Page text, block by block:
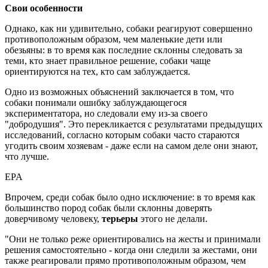
Свои особенности
Однако, как ни удивительно, собаки реагируют совершенно
противоположным образом, чем маленькие дети или
обезьяны: в то время как последние склонны следовать за
теми, кто знает правильное решение, собаки чаще
ориентируются на тех, кто сам заблуждается.
Одно из возможных объяснений заключается в том, что
собаки понимали ошибку заблуждающегося
экспериментатора, но следовали ему из-за своего
"добродушия". Это перекликается с результатами предыдущих
исследований, согласно которым собаки часто стараются
угодить своим хозяевам - даже если на самом деле они знают,
что лучше.
EPA
Впрочем, среди собак было одно исключение: в то время как
большинство пород собак были склонны доверять
доверчивому человеку, терьеры этого не делали.
"Они не только реже ориентировались на жесты и принимали
решения самостоятельно - когда они следили за жестами, они
также реагировали прямо противоположным образом, чем